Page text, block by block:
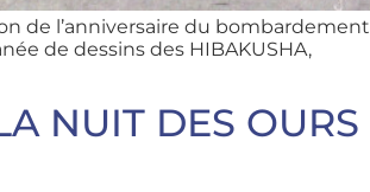
de l’anniversaire du bombardement
de dessins des HIBAKUSHA,
NUIT DES OURS